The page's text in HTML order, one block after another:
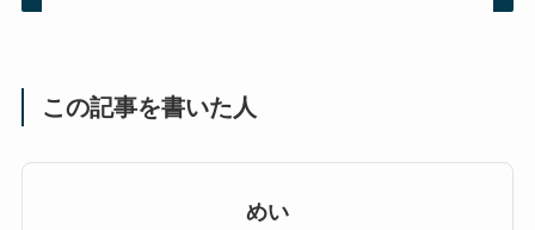
この記事を書いた人
めい